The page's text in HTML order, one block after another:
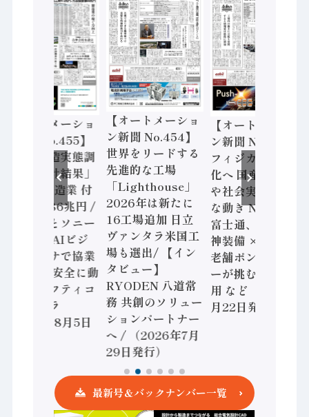
【オートメーショ
ン新聞 No.455】
「経済構造実態調
査二次集計結果」
2024年製造業 付
加価値額86兆円 /
三菱電機とソニー
セミコン AIビジ
ョンセンサで協業
/ IDEC、安全に動
かすセーフティコ
ントローラ
（2026年8月5日
【オートメーショ
ン新聞 No.454】
世界をリードする
先進的な工場
「Lighthouse」
2026年は新たに
16工場追加 日立
ヴァンタラ米国工
場も選出/ 【イン
タビュー】
RYODEN 八道常
務 共創のソリュー
ションパートナー
へ / （2026年7月
29日発行）
【オートメーショ
ン新聞 No.453】
フィジカルAI本格
化へ 国産AI開発
や社会実装に活発
な動き Noetra、
富士通、日立 / 兵
神装備 × HMS、
老舗ポンプメーカ
ーが挑むデータ活
用 など（2026年7
月22日発行）
最新号＆バックナンバー一覧